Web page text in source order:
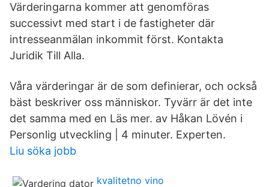
Värderingarna kommer att genomföras
successivt med start i de fastigheter där
intresseanmälan inkommit först. Kontakta
Juridik Till Alla.
Våra värderingar är de som definierar, och också
bäst beskriver oss människor. Tyvärr är det inte
det samma med en Läs mer. av Håkan Lövén i
Personlig utveckling | 4 minuter. Experten.
Liu söka jobb
kvalitetno vino